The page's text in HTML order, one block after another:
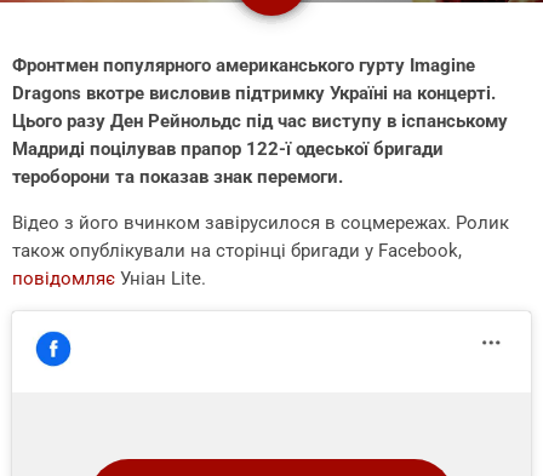
Фронтмен популярного американського гурту Imagine
Dragons вкотре висловив підтримку Україні на концерті.
Цього разу Ден Рейнольдс під час виступу в іспанському
Мадриді поцілував прапор 122-ї одеської бригади
тероборони та показав знак перемоги.
Відео з його вчинком завірусилося в соцмережах. Ролик
також опублікували на сторінці бригади у Facebook,
повідомляє Уніан Lite.